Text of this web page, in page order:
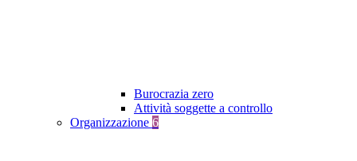
Burocrazia zero
Attività soggette a controllo
Organizzazione 6